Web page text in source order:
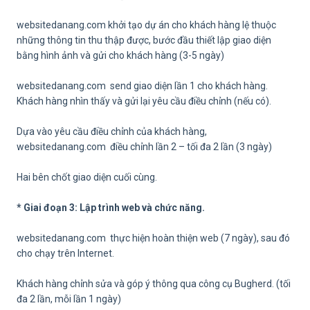
websitedanang.com khởi tạo dự án cho khách hàng lệ thuộc
những thông tin thu thập được, bước đầu thiết lập giao diện
bằng hình ảnh và gửi cho khách hàng (3-5 ngày)
websitedanang.com send giao diện lần 1 cho khách hàng.
Khách hàng nhìn thấy và gửi lại yêu cầu điều chỉnh (nếu có).
Dựa vào yêu cầu điều chỉnh của khách hàng,
websitedanang.com điều chỉnh lần 2 – tối đa 2 lần (3 ngày)
Hai bên chốt giao diện cuối cùng.
* Giai đoạn 3: Lập trình web và chức năng.
websitedanang.com thực hiện hoàn thiện web (7 ngày), sau đó
cho chạy trên Internet.
Khách hàng chỉnh sửa và góp ý thông qua công cụ Bugherd. (tối
đa 2 lần, mỗi lần 1 ngày)